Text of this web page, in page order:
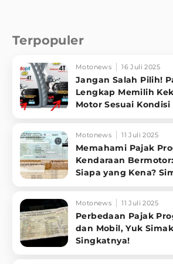
Terpopuler
Motonews 16 Juli 2025
Jangan Salah Pilih!
Lengkap Memilih
Motor Sesuai Kondisi
Motonews 11 Juli 2025
Memahami Pajak
Kendaraan
Siapa yang Kena?
Motonews 11 Juli 2025
Perbedaan Pajak
dan Mobil, Yuk
Singkatnya!